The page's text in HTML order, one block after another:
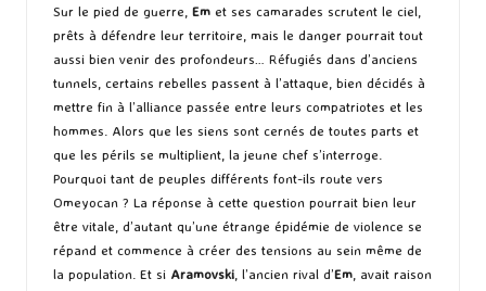
Sur le pied de guerre, Em et ses camarades scrutent le ciel,
prêts à défendre leur territoire, mais le danger pourrait tout
aussi bien venir des profondeurs… Réfugiés dans d’anciens
tunnels, certains rebelles passent à l’attaque, bien décidés à
mettre fin à l’alliance passée entre leurs compatriotes et les
hommes. Alors que les siens sont cernés de toutes parts et
que les périls se multiplient, la jeune chef s’interroge.
Pourquoi tant de peuples différents font-ils route vers
Omeyocan ? La réponse à cette question pourrait bien leur
être vitale, d’autant qu’une étrange épidémie de violence se
répand et commence à créer des tensions au sein même de
la population. Et si Aramovski , l’ancien rival d’Em , avait raison